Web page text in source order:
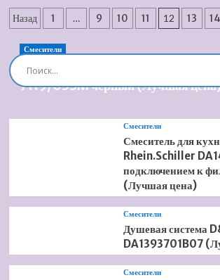
01
(Лучшая
Santek
Форум
1.WH11.0.542
цена)
Пагинация
записей
Назад 1 … 9 10 11 12 13 14
Смесители
Душевая система встроенная
7119/03SM черный (Лучшая
Смесители
Смеситель для
Rhein.Schiller
подключением к
(Лучшая цена)
Смесители
Душевая система
DA1393701B07
Смесители